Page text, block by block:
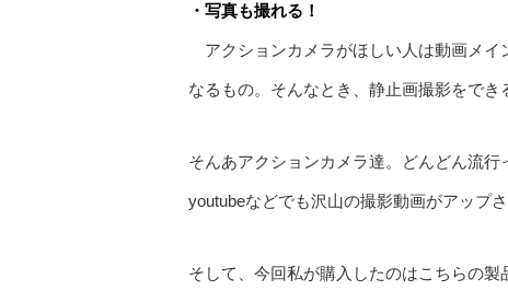
・写真も撮れる！
アクションカメラがほしい人は動画メイ
なるもの。そんなとき、静止画撮影をでき
そんあアクションカメラ達。どんどん流行
youtubeなどでも沢山の撮影動画がアップさ
そして、今回私が購入したのはこちらの製